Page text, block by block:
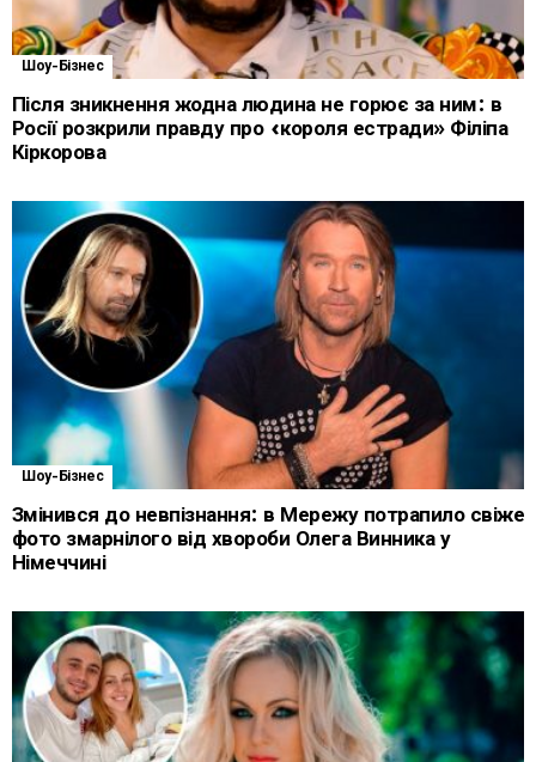
Шоу-Бізнес
Після зникнення жодна людина не горює за ним: в
Росії розкрили правду про «короля естради» Філіпа
Кіркорова
Шоу-Бізнес
Змінився до невпізнання: в Мережу потрапило свіже
фото змарнілого від хвороби Олега Винника у
Німеччині